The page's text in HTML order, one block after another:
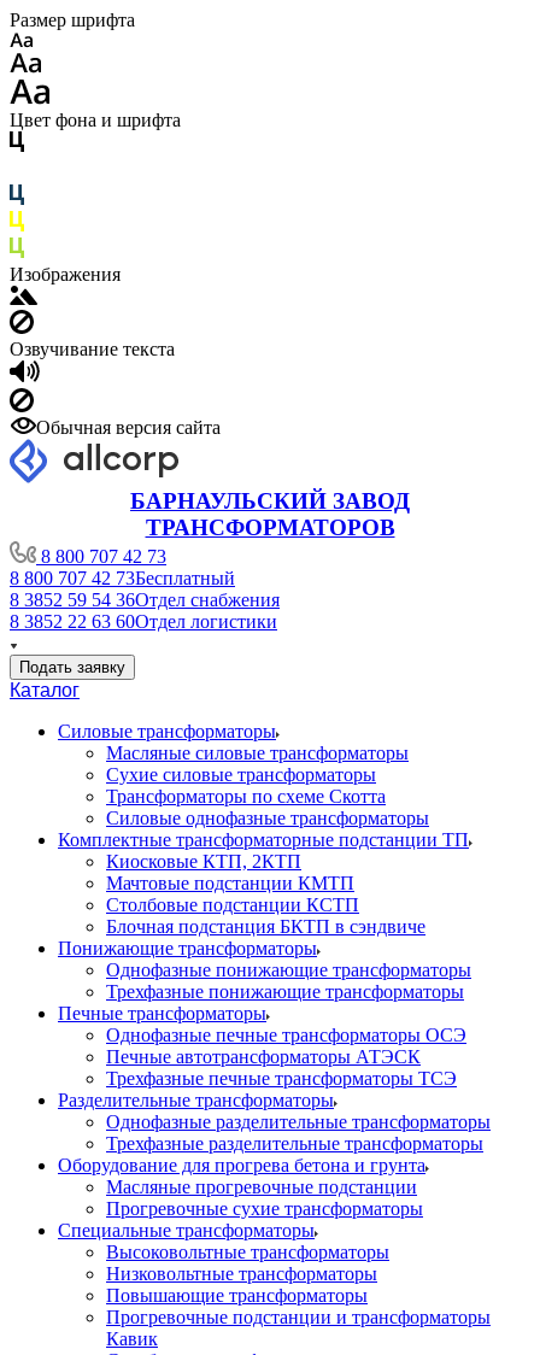
Размер шрифта
Цвет фона и шрифта
Изображения
Озвучивание текста
Обычная версия сайта
БАРНАУЛЬСКИЙ ЗАВОД
ТРАНСФОРМАТОРОВ
8 800 707 42 73
8 800 707 42 73Бесплатный
8 3852 59 54 36Отдел снабжения
8 3852 22 63 60Отдел логистики
Подать заявку
Каталог
Силовые трансформаторы
Масляные силовые трансформаторы
Сухие силовые трансформаторы
Трансформаторы по схеме Скотта
Силовые однофазные трансформаторы
Комплектные трансформаторные подстанции ТП
Киосковые КТП, 2КТП
Мачтовые подстанции КМТП
Столбовые подстанции КСТП
Блочная подстанция БКТП в сэндвиче
Понижающие трансформаторы
Однофазные понижающие трансформаторы
Трехфазные понижающие трансформаторы
Печные трансформаторы
Однофазные печные трансформаторы ОСЭ
Печные автотрансформаторы АТЭСК
Трехфазные печные трансформаторы ТСЭ
Разделительные трансформаторы
Однофазные разделительные трансформаторы
Трехфазные разделительные трансформаторы
Оборудование для прогрева бетона и грунта
Масляные прогревочные подстанции
Прогревочные сухие трансформаторы
Специальные трансформаторы
Высоковольтные трансформаторы
Низковольтные трансформаторы
Повышающие трансформаторы
Прогревочные подстанции и трансформаторы
Кавик